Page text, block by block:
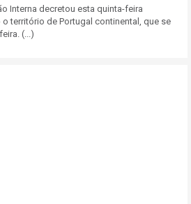
Interna decretou esta quinta-feira
território de Portugal continental, que se
(...)